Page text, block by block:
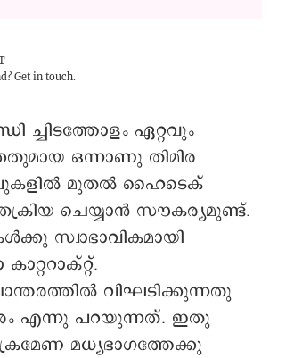
Get in touch.
ച്ചിടത്തോളം ഏറ്റവും
ഒന്നാണു തിമിര
മുതൽ ഹൈടെക്
ചെയ്യാൻ സൗകര്യമുണ്ട്.
സ്വാഭാവികമായി
വിഘടിക്കുന്നതു
എന്നു പറയുന്നത്. ഇതു
മധ്യഭാഗത്തേക്കു